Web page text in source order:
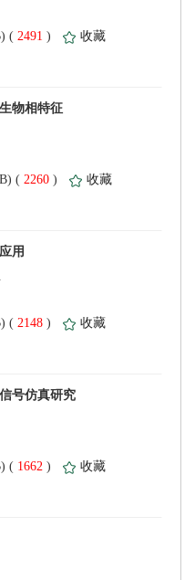
2491 )
2260 )
2148 )
1662 )